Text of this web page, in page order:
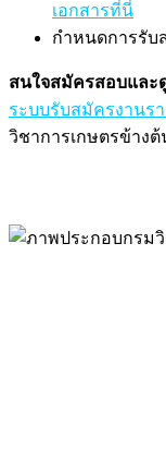
เอกสารที่นี่
กำหนดการรับ
สนใจสมัครสอบและ
ระบบรับสมัครงานร
วิชาการเกษตรข้างต้